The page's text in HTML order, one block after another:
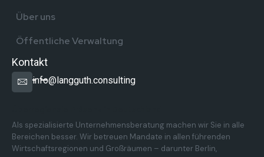
Über uns
Öffentliche Verwaltung
Kontakt
info@langguth.consulting
Als spezialisierte Unternehmensberatung machen wir Sie in alle
Bereichen besser. Wir betreuen Mandate in allen führenden
Wirtschaftsregionen und Großräumen – darunter Berlin,